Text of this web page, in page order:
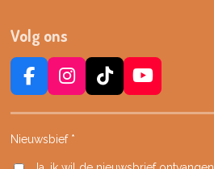
Volg ons
F
c
e
I
s
t
T
k
Y
u
Nieuwsbief *